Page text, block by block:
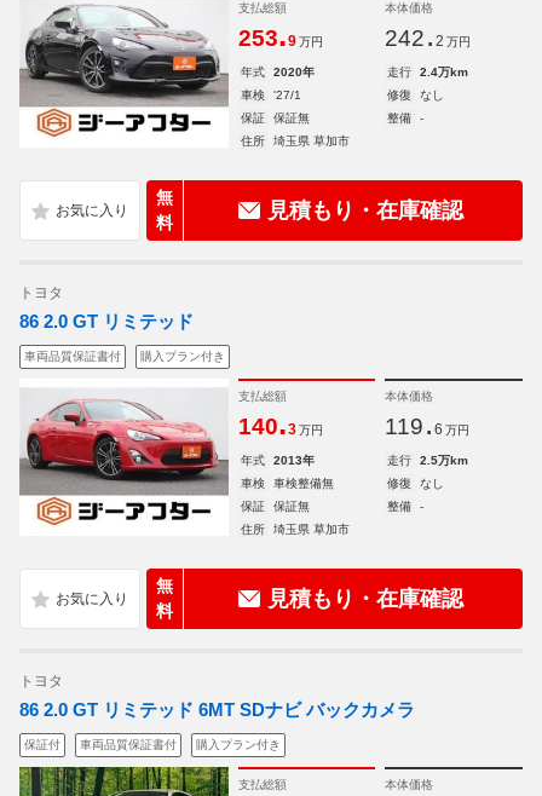
支払総額
253.9 万円
本体価格
242. 2 万円
年式 2020年 走行
2.4万km
車検
'27/1 修復
なし
保証
保証無 整備
-
住所
埼玉県 草加市
無
料
見積もり・在庫確認
トヨタ
86 2.0 GT リミテッド
車両品質保証書付 購入プラン付き
支払総額
140.3 万円
本体価格
119. 6 万円
年式 2013年 走行
2.5万km
車検
車検整備無 修復
なし
保証
保証無 整備
-
住所
埼玉県 草加市
無
料
見積もり・在庫確認
トヨタ
86 2.0 GT リミテッド 6MT SDナビ バックカメラ
保証付 車両品質保証書付 購入プラン付き
支払総額 本体価格